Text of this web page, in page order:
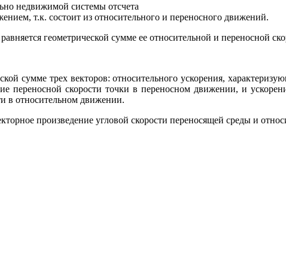
недвижимой системы отсчета
т.к. состоит из относительного и переносного движений.
геометрической сумме ее относительной и переносной
сумме трех векторов: относительного ускорения,
переносной скорости точки в переносном движении, и
в относительном движении.
произведение угловой скорости переносящей среды и